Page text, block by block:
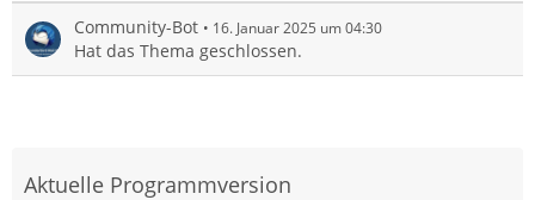
Community-Bot 16. Januar 2025 um 04:30
Hat das Thema geschlossen.
Aktuelle Programmversion